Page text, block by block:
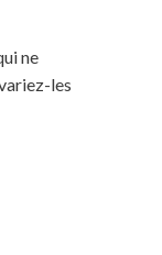
ne
les